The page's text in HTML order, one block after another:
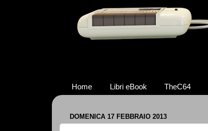
Home Libri eBook TheC64
DOMENICA 17 FEBBRAIO 2013